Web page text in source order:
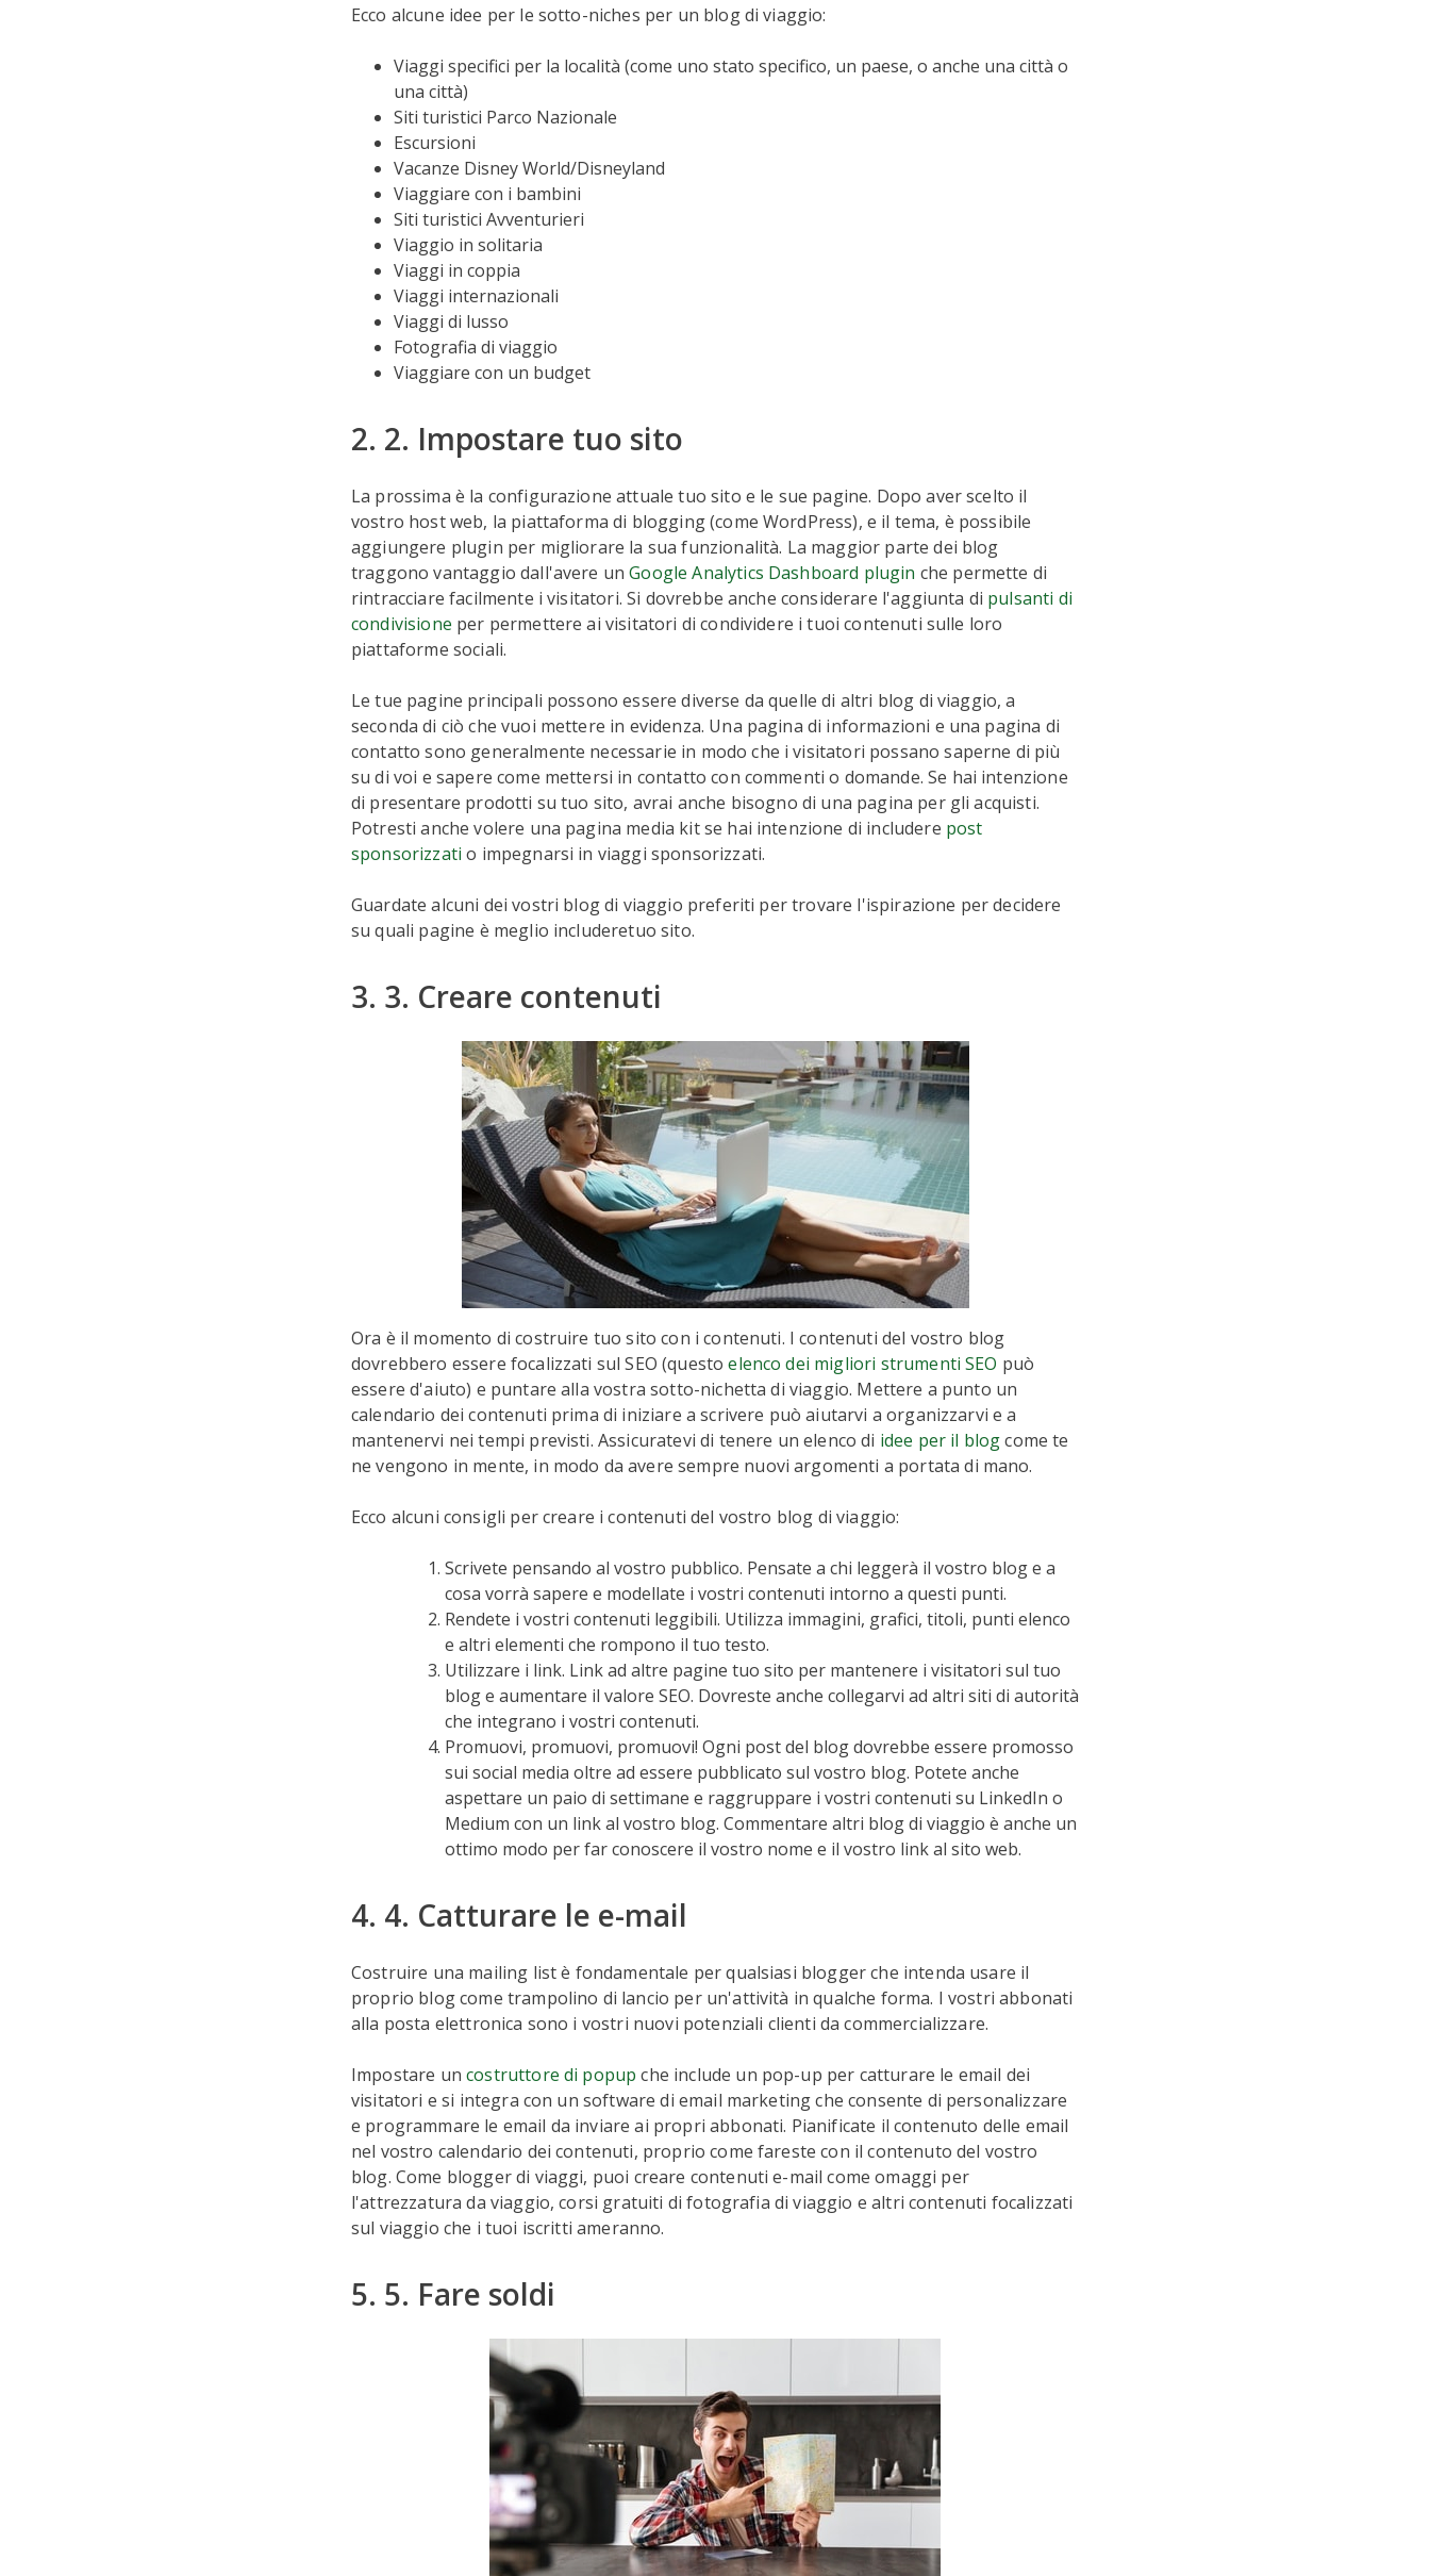
Ecco alcune idee per le sotto-niches per un blog di viaggio:
Viaggi specifici per la località (come uno stato specifico, un paese, o anche una città o
una città)
Siti turistici Parco Nazionale
Escursioni
Vacanze Disney World/Disneyland
Viaggiare con i bambini
Siti turistici Avventurieri
Viaggio in solitaria
Viaggi in coppia
Viaggi internazionali
Viaggi di lusso
Fotografia di viaggio
Viaggiare con un budget
2. 2. Impostare tuo sito
La prossima è la configurazione attuale tuo sito e le sue pagine. Dopo aver scelto il
vostro host web, la piattaforma di blogging (come WordPress), e il tema, è possibile
aggiungere plugin per migliorare la sua funzionalità. La maggior parte dei blog
traggono vantaggio dall'avere unGoogle Analytics Dashboard plugin che permette di
rintracciare facilmente i visitatori. Si dovrebbe anche considerare l'aggiunta di pulsanti di
condivisione per permettere ai visitatori di condividere i tuoi contenuti sulle loro
piattaforme sociali.
Le tue pagine principali possono essere diverse da quelle di altri blog di viaggio, a
seconda di ciò che vuoi mettere in evidenza. Una pagina di informazioni e una pagina di
contatto sono generalmente necessarie in modo che i visitatori possano saperne di più
su di voi e sapere come mettersi in contatto con commenti o domande. Se hai intenzione
di presentare prodotti su tuo sito, avrai anche bisogno di una pagina per gli acquisti.
Potresti anche volere una pagina media kit se hai intenzione di includere post
sponsorizzati o impegnarsi in viaggi sponsorizzati.
Guardate alcuni dei vostri blog di viaggio preferiti per trovare l'ispirazione per decidere
su quali pagine è meglio includeretuo sito.
3. 3. Creare contenuti
Ora è il momento di costruire tuo sito con i contenuti. I contenuti del vostro blog
dovrebbero essere focalizzati sul SEO (questoelenco dei migliori strumenti SEO può
essere d'aiuto) e puntare alla vostra sotto-nichetta di viaggio. Mettere a punto un
calendario dei contenuti prima di iniziare a scrivere può aiutarvi a organizzarvi e a
mantenervi nei tempi previsti. Assicuratevi di tenere un elenco di idee per il blogcome te
ne vengono in mente, in modo da avere sempre nuovi argomenti a portata di mano.
Ecco alcuni consigli per creare i contenuti del vostro blog di viaggio:
Scrivete pensando al vostro pubblico. Pensate a chi leggerà il vostro blog e a
cosa vorrà sapere e modellate i vostri contenuti intorno a questi punti.
Rendete i vostri contenuti leggibili. Utilizza immagini, grafici, titoli, punti elenco
e altri elementi che rompono il tuo testo.
Utilizzare i link. Link ad altre pagine tuo sito per mantenere i visitatori sul tuo
blog e aumentare il valore SEO. Dovreste anche collegarvi ad altri siti di autorità
che integrano i vostri contenuti.
Promuovi, promuovi, promuovi! Ogni post del blog dovrebbe essere promosso
sui social media oltre ad essere pubblicato sul vostro blog. Potete anche
aspettare un paio di settimane e raggruppare i vostri contenuti su LinkedIn o
Medium con un link al vostro blog. Commentare altri blog di viaggio è anche un
ottimo modo per far conoscere il vostro nome e il vostro link al sito web.
4. 4. Catturare le e-mail
Costruire una mailing list è fondamentale per qualsiasi blogger che intenda usare il
proprio blog come trampolino di lancio per un'attività in qualche forma. I vostri abbonati
alla posta elettronica sono i vostri nuovi potenziali clienti da commercializzare.
Impostare uncostruttore di popup che include un pop-up per catturare le email dei
visitatori e si integra con un software di email marketing che consente di personalizzare
e programmare le email da inviare ai propri abbonati. Pianificate il contenuto delle email
nel vostro calendario dei contenuti, proprio come fareste con il contenuto del vostro
blog. Come blogger di viaggi, puoi creare contenuti e-mail come omaggi per
l'attrezzatura da viaggio, corsi gratuiti di fotografia di viaggio e altri contenuti focalizzati
sul viaggio che i tuoi iscritti ameranno.
5. 5. Fare soldi